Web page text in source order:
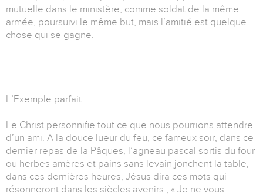
mutuelle dans le ministère, comme soldat de la même
armée, poursuivi le même but, mais l’amitié est quelque
chose qui se gagne.
L’Exemple parfait :
Le Christ personnifie tout ce que nous pourrions attendre
d’un ami. A la douce lueur du feu, ce fameux soir, dans ce
dernier repas de la Pâques, l’agneau pascal sortis du four
ou herbes amères et pains sans levain jonchent la table,
dans ces dernières heures, Jésus dira ces mots qui
résonneront dans les siècles avenirs ; « Je ne vous